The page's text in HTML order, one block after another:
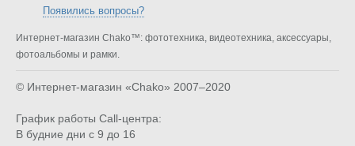
Появились вопросы?
Интернет-магазин Chako™: фототехника, видеотехника, аксессуары,
фотоальбомы и рамки.
© Интернет-магазин «Chako» 2007–2020
График работы Call-центра:
В будние дни с 9 до 16